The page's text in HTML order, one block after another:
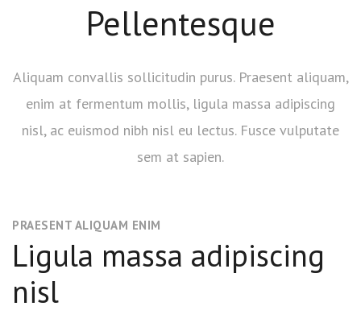
Pellentesque
Aliquam convallis sollicitudin purus. Praesent aliquam,
enim at fermentum mollis, ligula massa adipiscing
nisl, ac euismod nibh nisl eu lectus. Fusce vulputate
sem at sapien.
PRAESENT ALIQUAM ENIM
Ligula massa adipiscing
nisl